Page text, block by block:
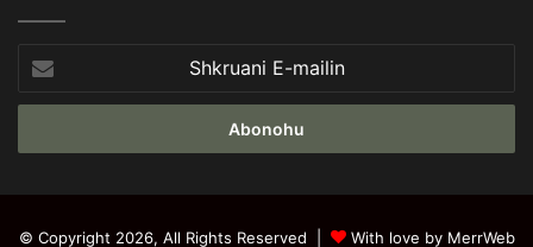
Shkruani
E-
mailin
© Copyright 2026, All Rights Reserved | With love by MerrWeb